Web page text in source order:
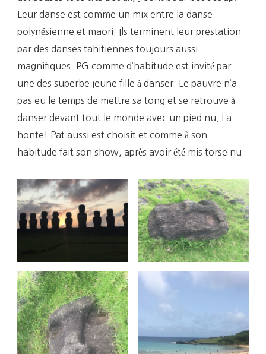
Leur danse est comme un mix entre la danse
polynésienne et maori. Ils terminent leur prestation
par des danses tahitiennes toujours aussi
magnifiques. PG comme d’habitude est invité par
une des superbe jeune fille à danser. Le pauvre n’a
pas eu le temps de mettre sa tong et se retrouve à
danser devant tout le monde avec un pied nu. La
honte! Pat aussi est choisit et comme à son
habitude fait son show, après avoir été mis torse nu.